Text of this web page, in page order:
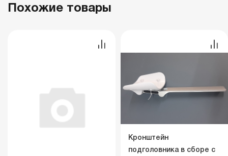
Похожие товары
Кронштейн
подголовника в сборе с